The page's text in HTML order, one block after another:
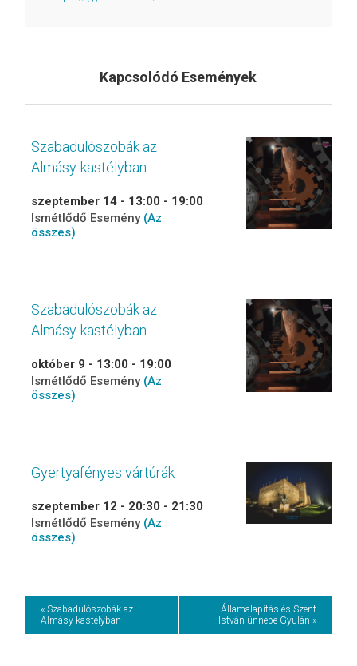
Kapcsolódó Események
Szabadulószobák az
Almásy-kastélyban
szeptember 14 - 13:00 - 19:00
Ismétlődő Esemény (Az
összes)
Szabadulószobák az
Almásy-kastélyban
október 9 - 13:00 - 19:00
Ismétlődő Esemény (Az
összes)
Gyertyafényes vártúrák
szeptember 12 - 20:30 - 21:30
Ismétlődő Esemény (Az
összes)
Event
Navigation
« Szabadulószobák az
Almásy-kastélyban
Államalapítás és Szent
István ünnepe Gyulán »